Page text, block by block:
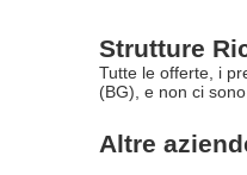
Strutture
Tutte le offerte, i
(BG), e non ci
Altre